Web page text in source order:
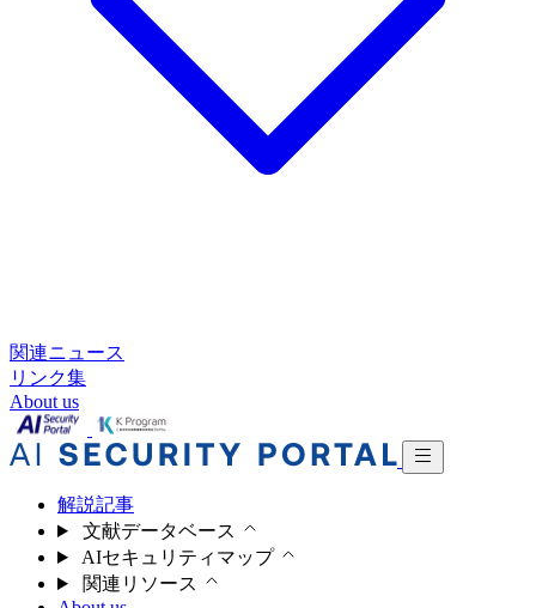
関連ニュース
リンク集
About us
解説記事
文献データベース
AIセキュリティマップ
関連リソース